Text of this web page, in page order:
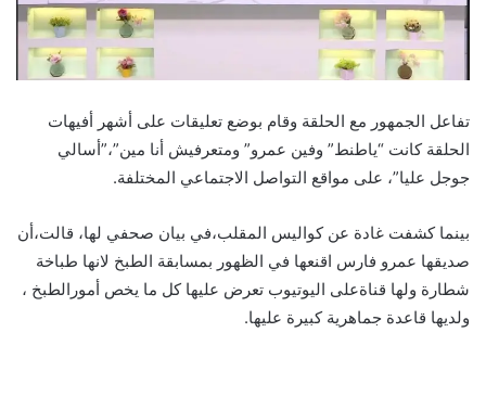
تفاعل الجمهور مع الحلقة وقام بوضع تعليقات على أشهر أفيهات
الحلقة كانت “ياطنط” وفين عمرو” ومتعرفيش أنا مين”،”أسالي
جوجل عليا”، على مواقع التواصل الاجتماعي المختلفة.
بينما كشفت غادة عن كواليس المقلب،في بيان صحفي لها، قالت،أن
صديقها عمرو فارس اقنعها في الظهور بمسابقة الطبخ لانها طباخة
شطارة ولها قناةعلى اليوتيوب تعرض عليها كل ما يخص أمورالطبخ ،
ولديها قاعدة جماهرية كبيرة عليها.